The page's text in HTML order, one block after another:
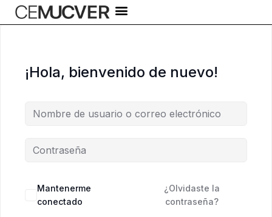
al
¡Hola, bienvenido de nuevo!
Alternative:
Mantenerme
conectado
¿Olvidaste la
contraseña?